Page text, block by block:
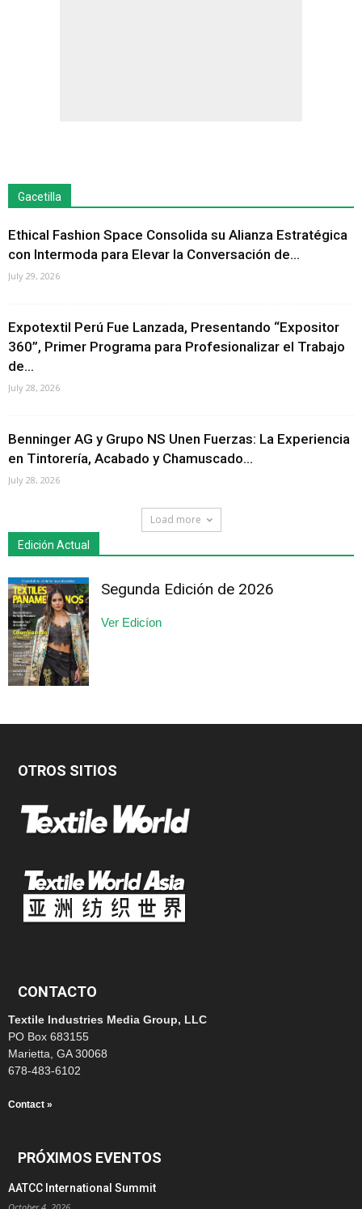
Gacetilla
Ethical Fashion Space Consolida su Alianza Estratégica
con Intermoda para Elevar la Conversación de...
July 29, 2026
Expotextil Perú Fue Lanzada, Presentando “Expositor
360”, Primer Programa para Profesionalizar el Trabajo
de...
July 28, 2026
Benninger AG y Grupo NS Unen Fuerzas: La Experiencia
en Tintorería, Acabado y Chamuscado...
July 28, 2026
Load more
Edición Actual
Segunda Edición de 2026
Ver Edicíon
OTROS SITIOS
CONTACTO
Textile Industries Media Group, LLC
PO Box 683155
Marietta, GA 30068
678-483-6102
Contact »
PRÓXIMOS EVENTOS
AATCC International Summit